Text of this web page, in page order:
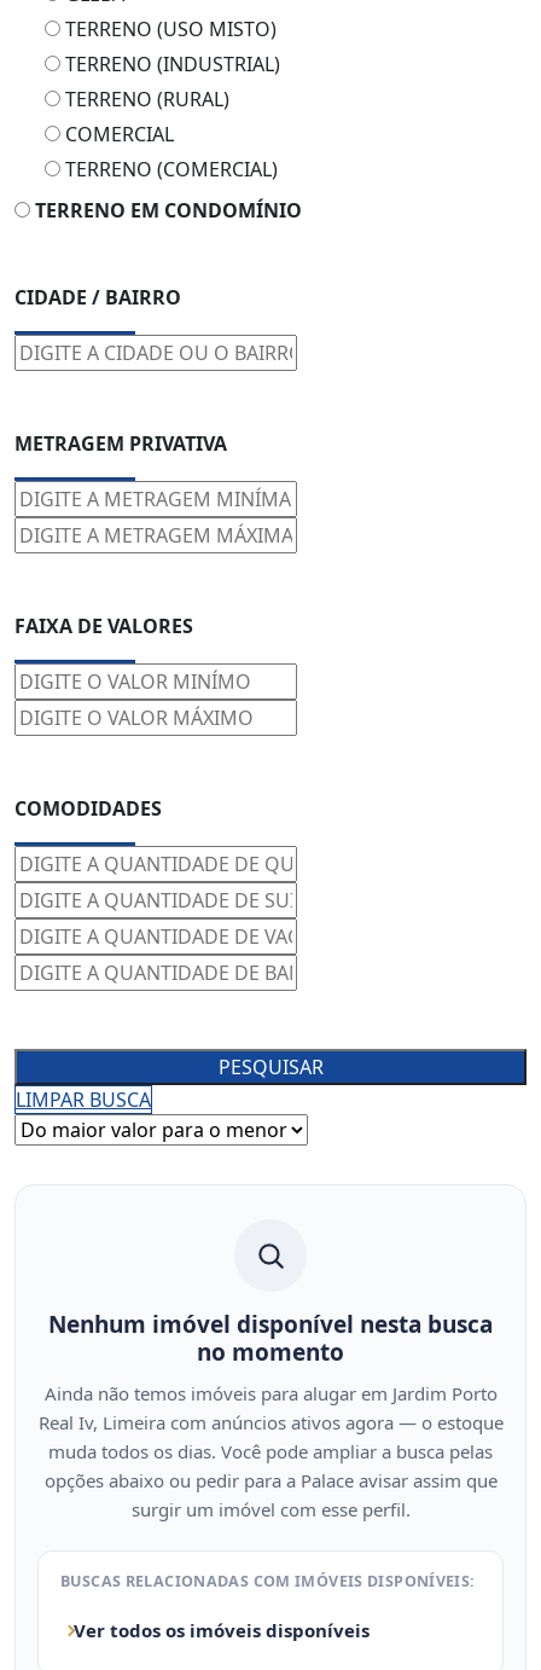
TERRENO (USO MISTO)
TERRENO (INDUSTRIAL)
TERRENO (RURAL)
COMERCIAL
TERRENO (COMERCIAL)
TERRENO EM CONDOMÍNIO
CIDADE / BAIRRO
METRAGEM PRIVATIVA
FAIXA DE VALORES
COMODIDADES
PESQUISAR
LIMPAR BUSCA
Nenhum imóvel disponível nesta busca
no momento
Ainda não temos imóveis para alugar em Jardim Porto
Real Iv, Limeira com anúncios ativos agora — o estoque
muda todos os dias. Você pode ampliar a busca pelas
opções abaixo ou pedir para a Palace avisar assim que
surgir um imóvel com esse perfil.
BUSCAS RELACIONADAS COM IMÓVEIS DISPONÍVEIS:
Ver todos os imóveis disponíveis